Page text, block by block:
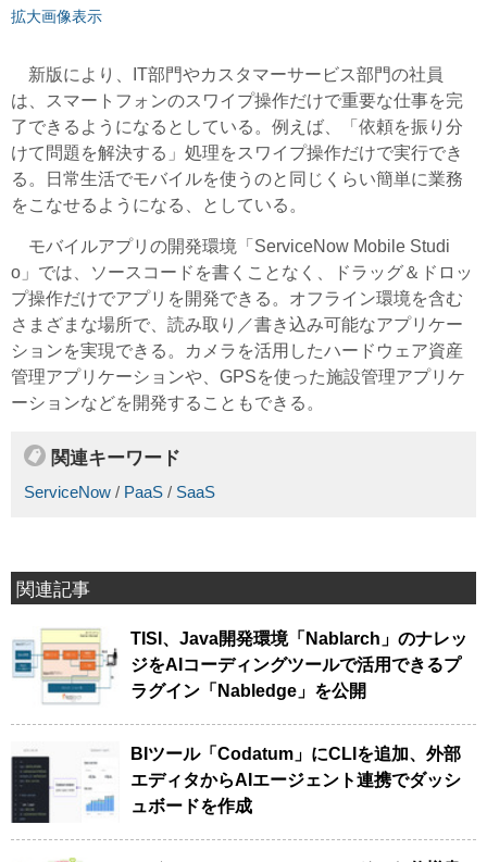
拡大画像表示
新版により、IT部門やカスタマーサービス部門の社員
は、スマートフォンのスワイプ操作だけで重要な仕事を完
了できるようになるとしている。例えば、「依頼を振り分
けて問題を解決する」処理をスワイプ操作だけで実行でき
る。日常生活でモバイルを使うのと同じくらい簡単に業務
をこなせるようになる、としている。
モバイルアプリの開発環境「ServiceNow Mobile Studi
o」では、ソースコードを書くことなく、ドラッグ＆ドロッ
プ操作だけでアプリを開発できる。オフライン環境を含む
さまざまな場所で、読み取り／書き込み可能なアプリケー
ションを実現できる。カメラを活用したハードウェア資産
管理アプリケーションや、GPSを使った施設管理アプリケ
ーションなどを開発することもできる。
関連キーワード
ServiceNow / PaaS / SaaS
関連記事
TISI、Java開発環境「Nablarch」のナレッ
ジをAIコーディングツールで活用できるプ
ラグイン「Nabledge」を公開
BIツール「Codatum」にCLIを追加、外部
エディタからAIエージェント連携でダッシ
ュボードを作成